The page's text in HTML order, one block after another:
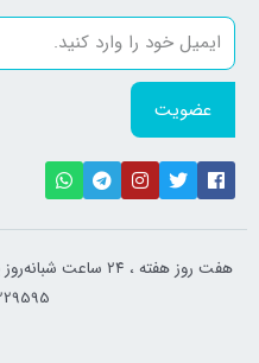
عضویت
هفت روز هفته ، ۲۴
– 021